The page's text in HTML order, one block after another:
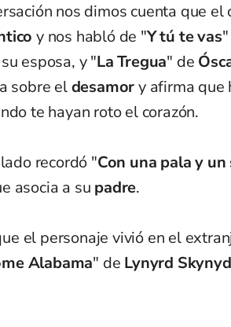
nos dimos cuenta que
y nos habló de "Y tú te vas"
esposa, y "La Tregua" de
sobre eldesamory afirma que
te hayan roto el corazón.
recordó "Con una pala y
asocia a su padre.
el personaje vivió en el
Alabama" de Lynyrd Skynyd